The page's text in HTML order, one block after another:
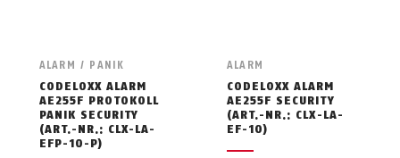
ALARM / PANIK
CODELOXX ALARM
AE255F PROTOKOLL
PANIK SECURITY
(ART.-NR.: CLX-LA-
EFP-10-P)
ALARM
CODELOXX ALARM
AE255F SECURITY
(ART.-NR.: CLX-LA-
EF-10)